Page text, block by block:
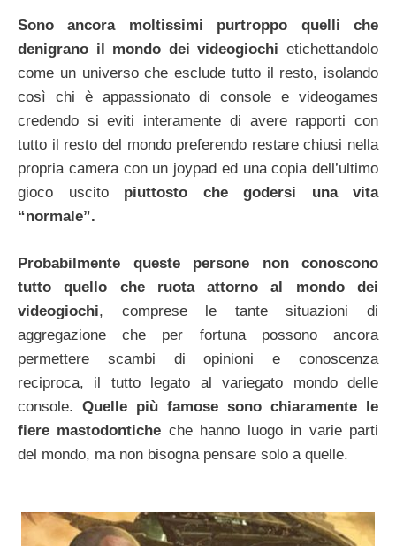
Sono ancora moltissimi purtroppo quelli che
denigrano il mondo dei videogiochi etichettandolo
come un universo che esclude tutto il resto, isolando
così chi è appassionato di console e videogames
credendo si eviti interamente di avere rapporti con
tutto il resto del mondo preferendo restare chiusi nella
propria camera con un joypad ed una copia dell’ultimo
gioco uscito piuttosto che godersi una vita
“normale”.
Probabilmente queste persone non conoscono
tutto quello che ruota attorno al mondo dei
videogiochi, comprese le tante situazioni di
aggregazione che per fortuna possono ancora
permettere scambi di opinioni e conoscenza
reciproca, il tutto legato al variegato mondo delle
console. Quelle più famose sono chiaramente le
fiere mastodontiche che hanno luogo in varie parti
del mondo, ma non bisogna pensare solo a quelle.